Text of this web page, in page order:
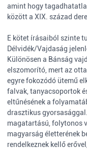
amint hogy
között a XIX. század
E kötet írásaiból szinte
Délvidék/Vajdaság
Különösen a Bánság
elszomorító, mert az
egyre fokozódó ütemű
falvak, tanyacsoportok
eltűnésének a
drasztikus
magatartású, folytonos
magyarság életterének
rendelkeznek kellő